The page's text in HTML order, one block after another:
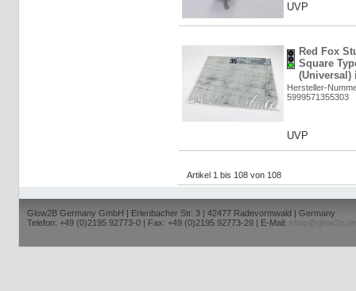
UVP
Red Fox
Square
(Universal)
Hersteller-
5999571355303
UVP
Artikel 1 bis 108 von 108
Glow2B Germany GmbH | Erlenbacher Str. 3 | 42477 Radevormwald | Germany
Telefon: +49 (0)2195 92773-0 | Fax: +49 (0)2195 92773-29 | E-Mail:
shop@glow2b.de